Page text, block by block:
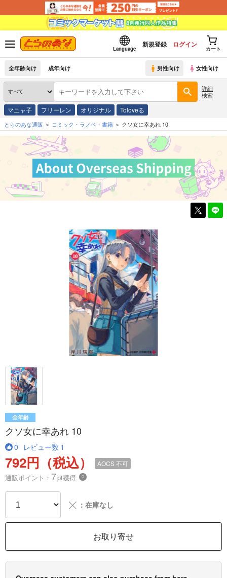
Language
新規登録 ログイン
カート
全年齢向け 成年向け 男性向け 女性向け
詳細
検索
マニャ子 フリーレン オリジナル Toloveる
とらのあな通販 コミック・ラノベ・書籍 クソ女に幸あれ 10
全年齢
クソ女に幸あれ 10
0 レビュー数 1
792円（税込） AOCS不可
通販ポイント： 7pt獲得 ？
╳ ：在庫なし
お取り寄せ